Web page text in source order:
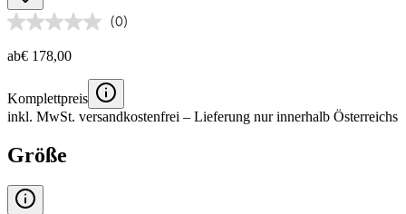
(0)
ab€ 178,00
Komplettpreis
inkl. MwSt. versandkostenfrei – Lieferung nur innerhalb Österreichs
Größe